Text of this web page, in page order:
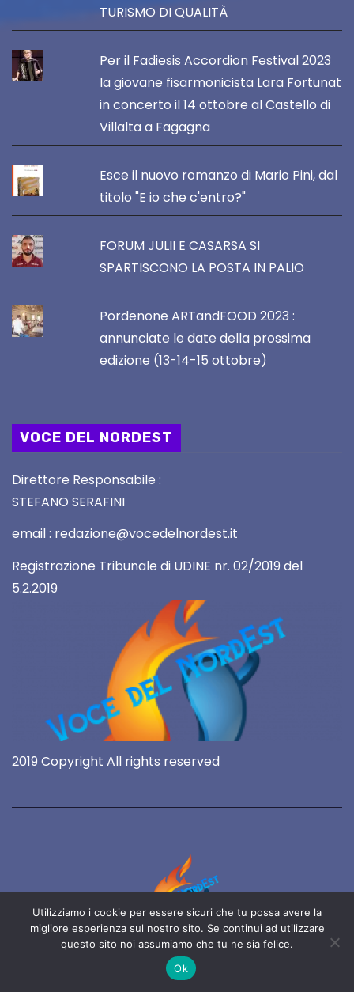
TURISMO DI QUALITÀ
Per il Fadiesis Accordion Festival 2023
la giovane fisarmonicista Lara Fortunat
in concerto il 14 ottobre al Castello di
Villalta a Fagagna
Esce il nuovo romanzo di Mario Pini, dal
titolo "E io che c'entro?"
FORUM JULII E CASARSA SI
SPARTISCONO LA POSTA IN PALIO
Pordenone ARTandFOOD 2023 :
annunciate le date della prossima
edizione (13-14-15 ottobre)
VOCE DEL NORDEST
Direttore Responsabile :
STEFANO SERAFINI
email : redazione@vocedelnordest.it
Registrazione Tribunale di UDINE nr. 02/2019 del
5.2.2019
2019 Copyright All rights reserved
Voce del NordEst
Utilizziamo i cookie per essere sicuri che tu possa avere la
migliore esperienza sul nostro sito. Se continui ad utilizzare
questo sito noi assumiamo che tu ne sia felice.
Ok